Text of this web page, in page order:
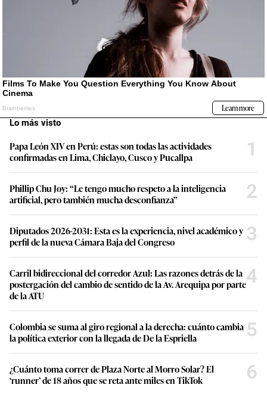
Lo más visto
Papa León XIV en Perú: estas son todas las actividades
confirmadas en Lima, Chiclayo, Cusco y Pucallpa
1
Phillip Chu Joy: “Le tengo mucho respeto a la inteligencia
artificial, pero también mucha desconfianza”
2
Diputados 2026-2031: Esta es la experiencia, nivel académico y
perfil de la nueva Cámara Baja del Congreso
3
Carril bidireccional del corredor Azul: Las razones detrás de la
postergación del cambio de sentido de la Av. Arequipa por parte
de la ATU
4
Colombia se suma al giro regional a la derecha: cuánto cambia
la política exterior con la llegada de De la Espriella
5
¿Cuánto toma correr de Plaza Norte al Morro Solar? El
‘runner’ de 18 años que se reta ante miles en TikTok
6